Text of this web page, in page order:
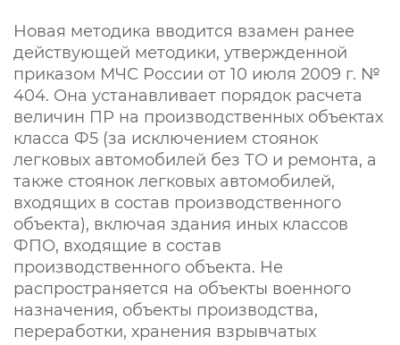
Новая методика вводится взамен ранее
действующей методики, утвержденной
приказом МЧС России от 10 июля 2009 г. №
404. Она устанавливает порядок расчета
величин ПР на производственных объектах
класса Ф5 (за исключением стоянок
легковых автомобилей без ТО и ремонта, а
также стоянок легковых автомобилей,
входящих в состав производственного
объекта), включая здания иных классов
ФПО, входящие в состав
производственного объекта. Не
распространяется на объекты военного
назначения, объекты производства,
переработки, хранения взрывчатых